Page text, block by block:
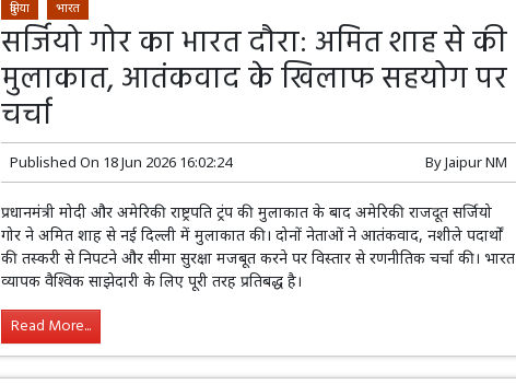
दुनिया भारत
सर्जियो गोर का भारत दौरा: अमित शाह से की
मुलाकात, आतंकवाद के खिलाफ सहयोग पर
चर्चा
Published On 18 Jun 2026 16:02:24 ByJaipur NM
प्रधानमंत्री मोदी और अमेरिकी राष्ट्रपति ट्रंप की मुलाकात के बाद अमेरिकी राजदूत सर्जियो
गोर ने अमित शाह से नई दिल्ली में मुलाकात की। दोनों नेताओं ने आतंकवाद, नशीले पदार्थों
की तस्करी से निपटने और सीमा सुरक्षा मजबूत करने पर विस्तार से रणनीतिक चर्चा की। भारत
व्यापक वैश्विक साझेदारी के लिए पूरी तरह प्रतिबद्ध है।
Read More...